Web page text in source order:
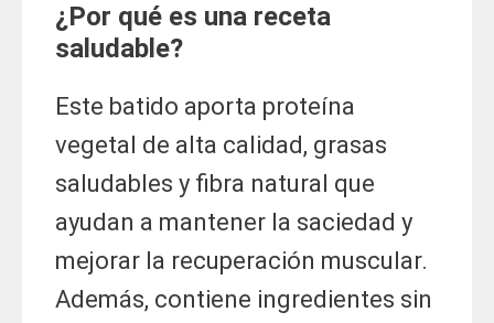
¿Por qué es una receta
saludable?
Este batido aporta proteína
vegetal de alta calidad, grasas
saludables y fibra natural que
ayudan a mantener la saciedad y
mejorar la recuperación muscular.
Además, contiene ingredientes sin